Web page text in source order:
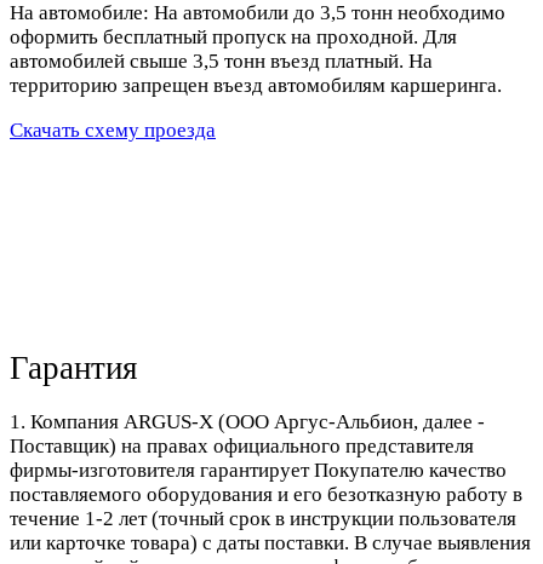
На автомобиле: На автомобили до 3,5 тонн необходимо
оформить бесплатный пропуск на проходной. Для
автомобилей свыше 3,5 тонн въезд платный. На
территорию запрещен въезд автомобилям каршеринга.
Скачать схему проезда
Гарантия
1. Компания ARGUS-X (ООО Аргус-Альбион, далее -
Поставщик) на правах официального представителя
фирмы-изготовителя гарантирует Покупателю качество
поставляемого оборудования и его безотказную работу в
течение 1-2 лет (точный срок в инструкции пользователя
или карточке товара) с даты поставки. В случае выявления